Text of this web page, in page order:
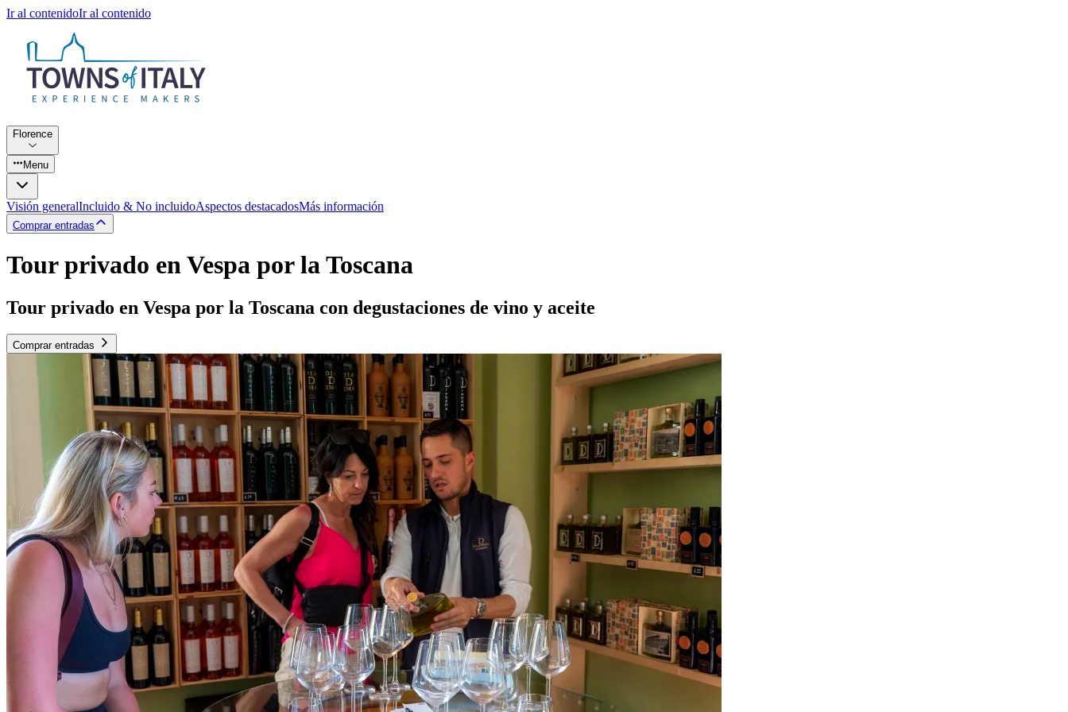
Ir al contenidoIr al contenido
Florence
Menu
Visión generalIncluido & No incluidoAspectos destacadosMás información
Comprar entradas
Tour privado en Vespa por la Toscana
Tour privado en Vespa por la Toscana con degustaciones de vino y aceite
Comprar entradas